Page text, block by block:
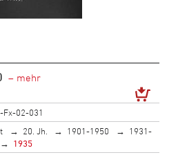
Fx-02-031
20. Jh. 1901-1950
1931-
1935